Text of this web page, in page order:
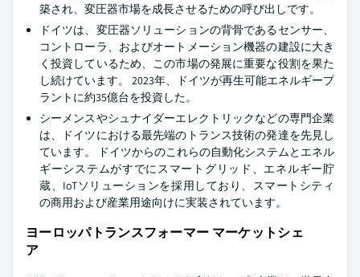
築され、変圧器市場を成長させるための呼び出しです。
ドイツは、変圧器ソリューションの背骨であるセンサー、
コントローラ、およびオートメーション機器の建設に大き
く投資しているため、この市場の発展に重要な役割を果た
し続けています。 2023年、ドイツが再生可能エネルギープ
ラントに約35億台を投資した。
シーメンスやシュナイダーエレクトリックなどの専門企業
は、ドイツにおける最先端のトランス技術の発達を先見し
ています。 ドイツからのこれらの自動化システムとエネル
ギーシステムがすでにスマートグリッド、エネルギー貯
蔵、IoTソリューションを採用しており、スマートシティ
の商用および産業用途向けに実装されています。
ヨーロッパトランスフォーマー マーケットシェ
ア